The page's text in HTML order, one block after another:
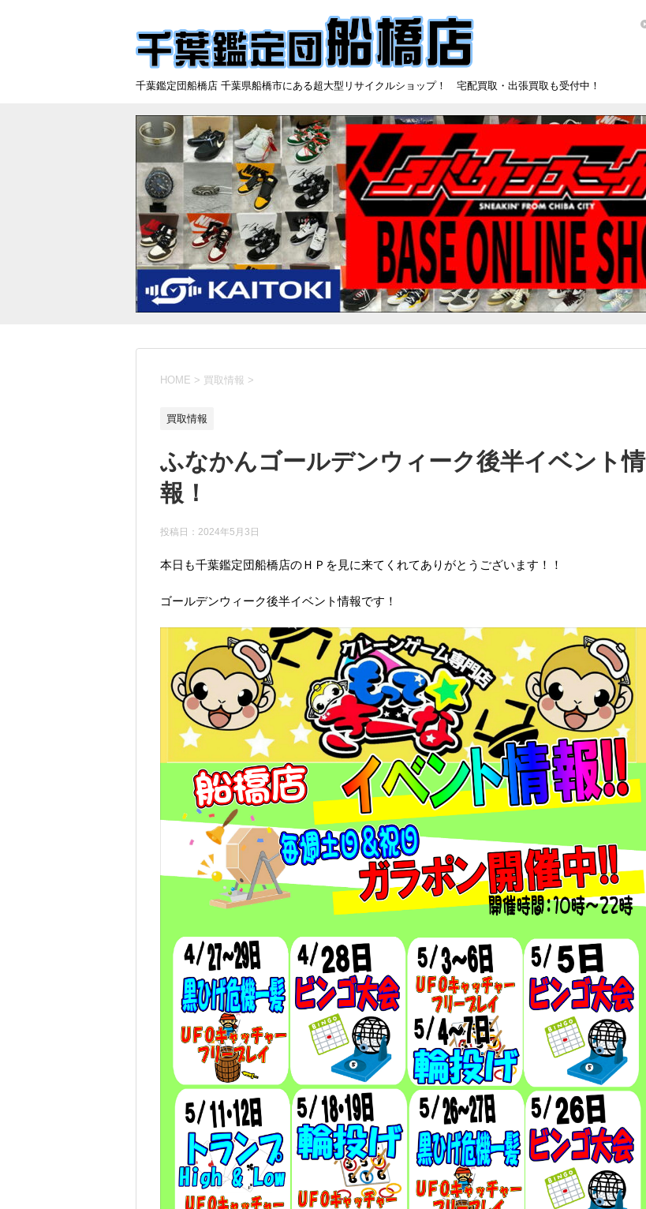
千葉鑑定団船橋店 千葉県船橋市にある超大型リサイクルショップ！ 宅配買取・出張買取も受付中！
HOME > 買取情報 >
買取情報
ふなかんゴールデンウィーク後半イベント情
報！
投稿日： 2024年5月3日
本日も千葉鑑定団船橋店のＨＰを見に来てくれてありがとうございます！！
ゴールデンウィーク後半イベント情報です！